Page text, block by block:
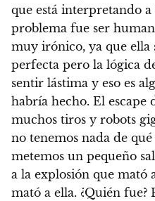
que está interpretando
problema fue ser
muy irónico, ya que ella
perfecta pero la lógica
sentir lástima y eso es
habría hecho. El escape
muchos tiros y robots
no tenemos nada de
metemos un pequeño
a la explosión que mató
mató a ella. ¿Quién fue?